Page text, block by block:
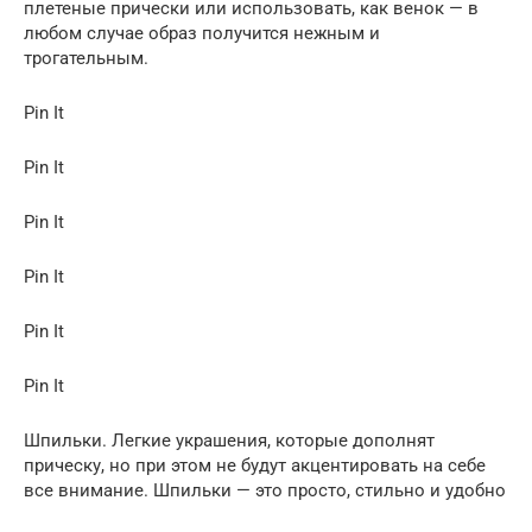
плетеные прически или использовать, как венок — в
любом случае образ получится нежным и
трогательным.
Pin It
Pin It
Pin It
Pin It
Pin It
Pin It
Шпильки. Легкие украшения, которые дополнят
прическу, но при этом не будут акцентировать на себе
все внимание. Шпильки — это просто, стильно и удобно